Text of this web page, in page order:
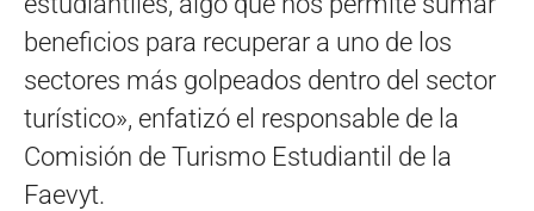
beneficios para recuperar a uno de los
sectores más golpeados dentro del sector
turístico», enfatizó el responsable de la
Comisión de Turismo Estudiantil de la
Faevyt.